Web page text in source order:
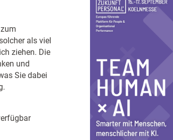
als viel
ziehen. Die
und
Sie dabei